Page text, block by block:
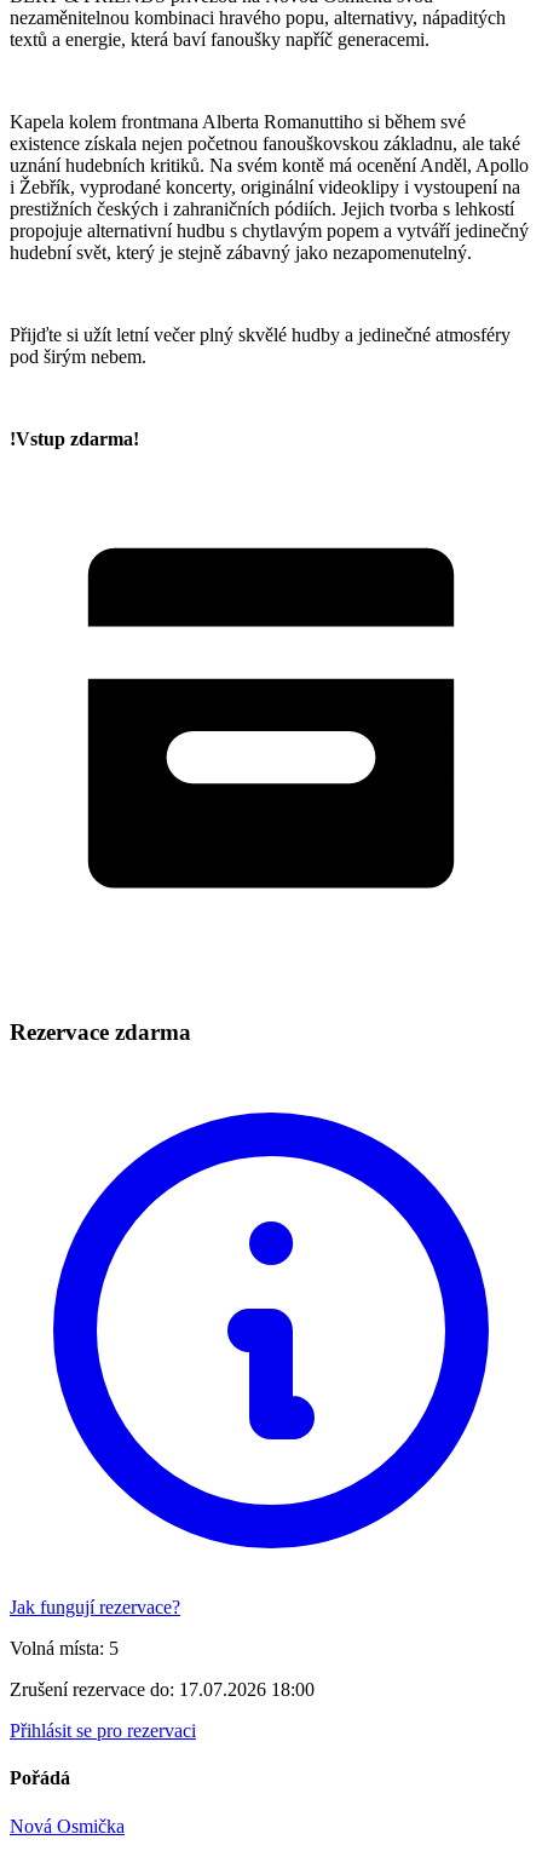
nezaměnitelnou kombinaci hravého popu, alternativy, nápaditých
textů a energie, která baví fanoušky napříč generacemi.
Kapela kolem frontmana Alberta Romanuttiho si během své
existence získala nejen početnou fanouškovskou základnu, ale také
uznání hudebních kritiků. Na svém kontě má ocenění Anděl, Apollo
i Žebřík, vyprodané koncerty, originální videoklipy i vystoupení na
prestižních českých i zahraničních pódiích. Jejich tvorba s lehkostí
propojuje alternativní hudbu s chytlavým popem a vytváří jedinečný
hudební svět, který je stejně zábavný jako nezapomenutelný.
Přijďte si užít letní večer plný skvělé hudby a jedinečné atmosféry
pod širým nebem.
!Vstup zdarma!
Rezervace zdarma
Jak fungují rezervace?
Volná místa: 5
Zrušení rezervace do: 17.07.2026 18:00
Přihlásit se pro rezervaci
Pořádá
Nová Osmička